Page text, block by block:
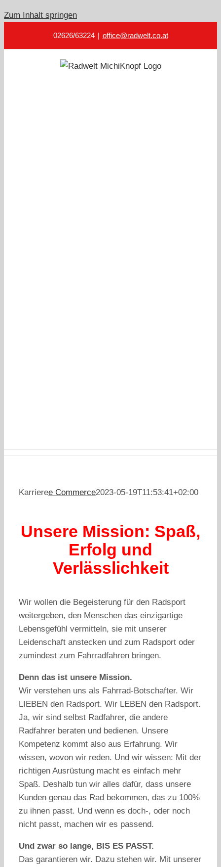
Zum Inhalt springen
02626/63224 | office@radwelt.co.at
Karrieree Commerce2023-05-19T11:53:41+02:00
Unsere Mission: Spaß,
Erfolg und
Verlässlichkeit
Wir wollen die Begeisterung für den Radsport
weitergeben, den Menschen das einzigartige
Lebensgefühl vermitteln, sie mit unserer
Leidenschaft anstecken und zum Radsport oder
zumindest zum Fahrradfahren bringen.
Denn das ist unsere Mission.
Wir verstehen uns als Fahrrad-Botschafter. Wir
LIEBEN den Radsport. Wir LEBEN den Radsport.
Ja, wir sind selbst Radfahrer, die andere
Radfahrer beraten und bedienen. Unsere
Kompetenz kommt also aus Erfahrung. Wir
wissen, wovon wir reden. Und wir wissen: Mit der
richtigen Ausrüstung macht es einfach mehr
Spaß. Deshalb tun wir alles dafür, dass unsere
Kunden genau das Rad bekommen, das zu 100%
zu ihnen passt. Und wenn es doch-, oder noch
nicht passt, machen wir es passend.
Und zwar so lange, BIS ES PASST.
Das garantieren wir. Dazu stehen wir. Mit unserer